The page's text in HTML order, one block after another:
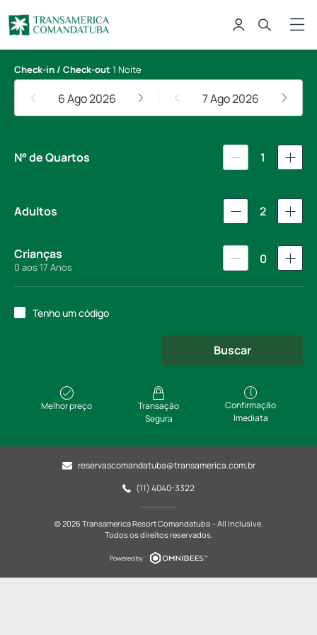
Transamerica Resort
Check-in / Check-out 1 Noite
6 Ago 2026 7 Ago 2026
N° de Quartos 1
Adultos 2
Crianças
0 aos 17 Anos
0
Tenho um código
Buscar
Melhor preço
Transação
Segura
Confirmação
Imediata
reservascomandatuba@transamerica.com.br
(11) 4040-3322
© 2026 Transamerica Resort Comandatuba – All Inclusive.
Todos os direitos reservados.
Powered by